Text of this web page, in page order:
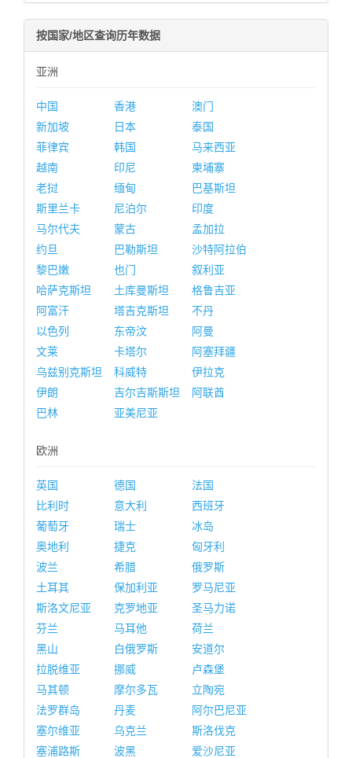
按国家/地区查询历年数据
亚洲
中国 香港
澳门
新加坡
日本
泰国
菲律宾
韩国
马来西亚
越南
印尼
柬埔寨
老挝
缅甸
巴基斯坦
斯里兰卡
尼泊尔
印度
马尔代夫
蒙古
孟加拉
约旦
巴勒斯坦
沙特阿拉伯
黎巴嫩
也门
叙利亚
哈萨克斯坦
土库曼斯坦
格鲁吉亚
阿富汗
塔吉克斯坦
不丹
以色列
东帝汶
阿曼
文莱
卡塔尔
阿塞拜疆
乌兹别克斯坦
科威特
伊拉克
伊朗
吉尔吉斯斯坦
阿联酋
巴林
亚美尼亚
欧洲
英国 德国
法国
比利时
意大利
西班牙
葡萄牙
瑞士
冰岛
奥地利
捷克
匈牙利
波兰
希腊
俄罗斯
土耳其
保加利亚
罗马尼亚
斯洛文尼亚
克罗地亚
圣马力诺
芬兰
马耳他
荷兰
黑山
白俄罗斯
安道尔
拉脱维亚
挪威
卢森堡
马其顿
摩尔多瓦
立陶宛
法罗群岛
丹麦
阿尔巴尼亚
塞尔维亚
乌克兰
斯洛伐克
塞浦路斯
波黑
爱沙尼亚